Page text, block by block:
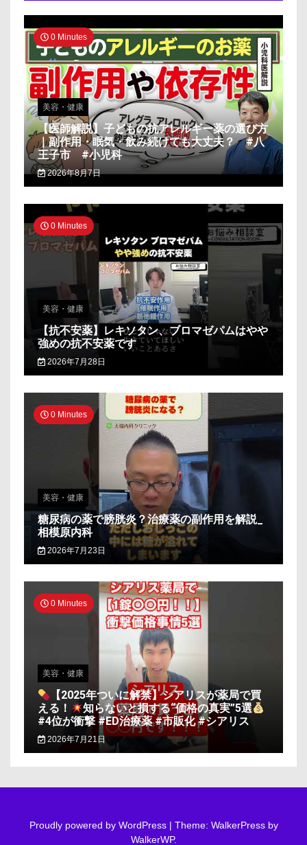
0 Minutes
美容・健康
【医師解説】子どもの抗アレルギー薬の選び方
｜副作用・眠気・飲み続けても大丈夫？ #八
王子市 #小児科
2026年8月7日
0 Minutes
美容・健康
【抗不安薬】レキソタン、ブロマゼパムはやや
強めの抗不安薬です
2026年7月28日
0 Minutes
美容・健康
糖尿病の薬で膀胱炎？治療薬の副作用を解説_
相模原内科
2026年7月23日
0 Minutes
美容・健康
【2025年ついに解禁】シアリスが薬局で買
える！
知らないと損する“価格の真実”5選
#4位が衝撃 #ED治療薬 #市販化 #シアリス
2026年7月21日
Proudly powered by WordPress | Theme: WalkerPress by
WalkerWP.